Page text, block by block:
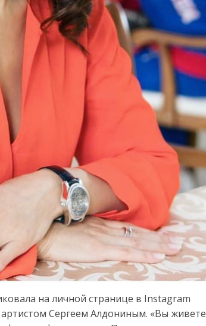
на личной странице в Instagram
Сергеем Алдониным. «Вы живете